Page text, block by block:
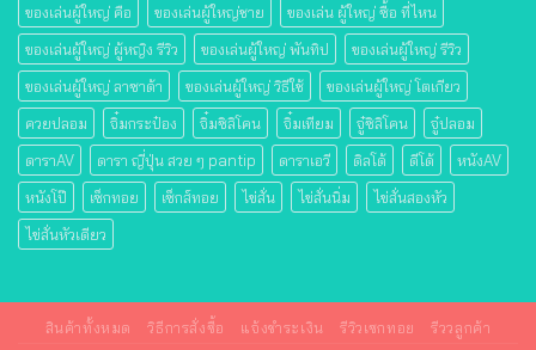
ของเล่นผู้ใหญ่ คือ
ของเล่นผู้ใหญ่ชาย
ของเล่น ผู้ใหญ่ ซื้อ ที่ไหน
ของเล่นผู้ใหญ่ ผู้หญิง รีวิว
ของเล่นผู้ใหญ่ พันทิป
ของเล่นผู้ใหญ่ รีวิว
ของเล่นผู้ใหญ่ ลาซาด้า
ของเล่นผู้ใหญ่ วิธีใช้
ของเล่นผู้ใหญ่ โตเกียว
ควยปลอม
จิ๋มกระป๋อง จิ๋มซิลิโคน จิ๋มเทียม จู๋ซิลิโคน
จู๋ปลอม
ดาราAV
ดารา ญี่ปุ่น สวย ๆ pantip ดาราเอวี ดิลโด้ ดีโด้
หนังAV
หนังโป๊
เซ็กทอย เซ็กส์ทอย ไข่สั่น ไข่สั่นนิ่ม
ไข่สั่นสองหัว
ไข่สั่นหัวเดียว
สินค้าทั้งหมด วิธีการสั่งซื้อ แจ้งชำระเงิน รีวิวเซกทอย รีววลูกค้า